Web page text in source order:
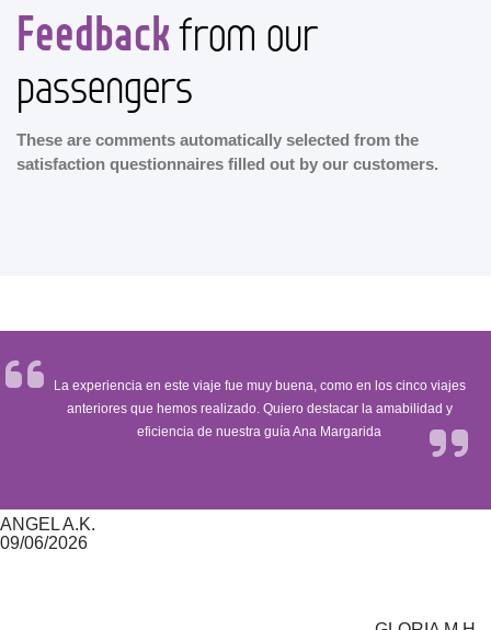
Feedbackfrom our
passengers
These are comments automatically selected from the
satisfaction questionnaires filled out by our customers.
La experiencia en este viaje fue muy buena, como en los cinco viajes
anteriores que hemos realizado. Quiero destacar la amabilidad y
eficiencia de nuestra guía Ana Margarida
ANGEL A.K.
09/06/2026